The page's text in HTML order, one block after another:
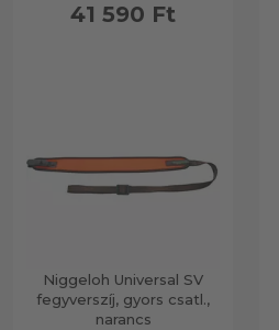
41 590 Ft
Niggeloh Universal SV
fegyverszíj, gyors csatl.,
narancs